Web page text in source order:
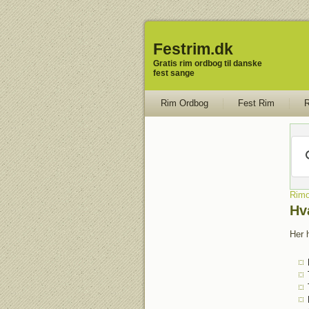
Festrim.dk
Gratis rim ordbog til danske
fest sange
Rim Ordbog Fest Rim
Her